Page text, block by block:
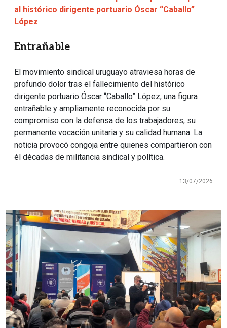
al histórico dirigente portuario Óscar “Caballo”
López
Entrañable
El movimiento sindical uruguayo atraviesa horas de
profundo dolor tras el fallecimiento del histórico
dirigente portuario Óscar “Caballo” López, una figura
entrañable y ampliamente reconocida por su
compromiso con la defensa de los trabajadores, su
permanente vocación unitaria y su calidad humana. La
noticia provocó congoja entre quienes compartieron con
él décadas de militancia sindical y política.
13/07/2026
Imagen